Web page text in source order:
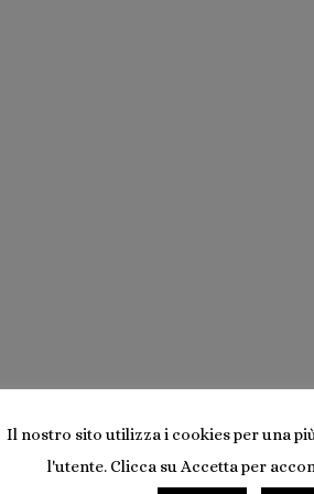
forma abbreviata
Il nostro sito utilizza i cookies per una
l'utente. Clicca su Accetta per